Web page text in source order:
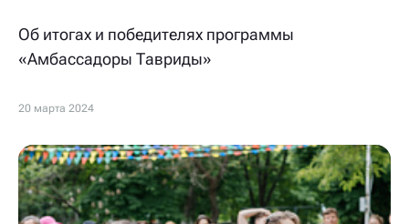
Об итогах и победителях программы
«Амбассадоры Тавриды»
20 марта 2024